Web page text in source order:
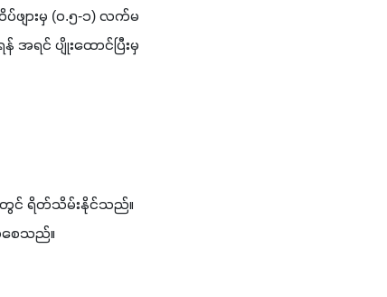
ဖျားမှ (၀.၅-၁) လက်မ
ရင် ပျိုးထောင်ပြီးမှ
းတွင် ရိတ်သိမ်းနိုင်သည်။
စေသည်။